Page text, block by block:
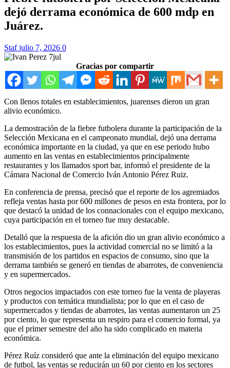
dejó derrama económica de 600 mdp en
Juárez.
Stafjulio 7, 2026 0
Gracias por compartir
Con llenos totales en establecimientos, juarenses dieron un gran
alivio económico.
La demostración de la fiebre futbolera durante la participación de la
Selección Mexicana en el campeonato mundial, dejó una derrama
económica importante en la ciudad, ya que en ese periodo hubo
aumento en las ventas en establecimientos principalmente
restaurantes y los llamados sport bar, informó el presidente de la
Cámara Nacional de Comercio Iván Antonio Pérez Ruiz.
En conferencia de prensa, precisó que el reporte de los agremiados
refleja ventas hasta por 600 millones de pesos en esta frontera, por lo
que destacó la unidad de los connacionales con el equipo mexicano,
cuya participación en el torneo fue muy destacable.
Detalló que la respuesta de la afición dio un gran alivio económico a
los establecimientos, pues la actividad comercial no se limitó a la
transmisión de los partidos en espacios de consumo, sino que la
derrama también se generó en tiendas de abarrotes, de conveniencia
y en supermercados.
Otros negocios impactados con este torneo fue la venta de playeras
y productos con temática mundialista; por lo que en el caso de
supermercados y tiendas de abarrotes, las ventas aumentaron un 25
por ciento, lo que representa un respiro para el comercio formal, ya
que el primer semestre del año ha sido complicado en materia
económica.
Pérez Ruíz consideró que ante la eliminación del equipo mexicano
de futbol, las ventas se reducirán un 60 por ciento en los sectores